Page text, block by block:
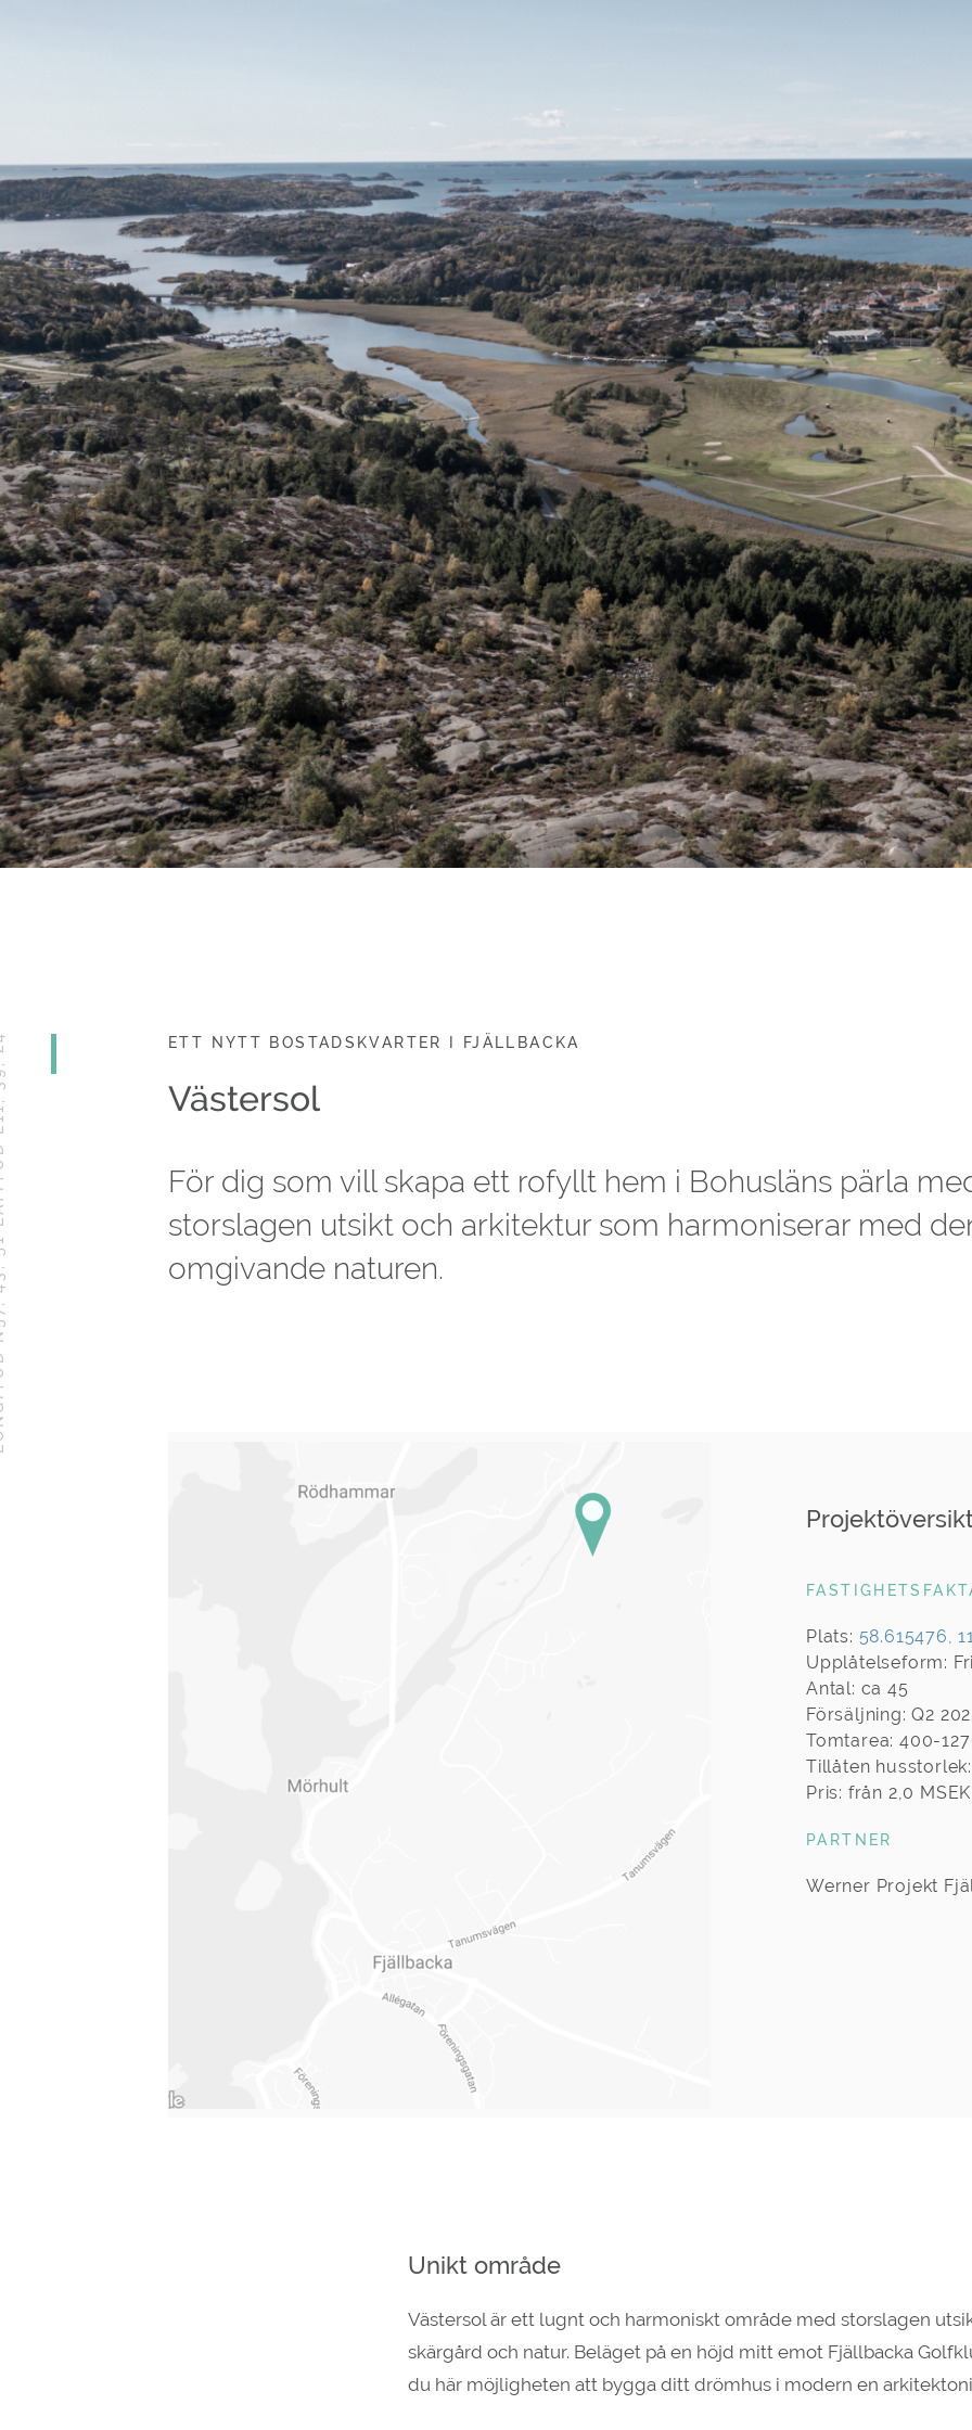
ETT NYTT BOSTADSKVARTER I FJÄLLBACKA
Västersol
För dig som vill skapa ett rofyllt hem i Bohusläns pärla
storslagen utsikt och arkitektur som harmoniserar med
omgivande naturen.
Plats: 58.615476,
Upplåtelseform:
Antal: ca 45
Försäljning: Q2
Tomtarea: 400-
Tillåten
Pris: från 2,0 MSEK
PARTNER
Werner Projekt
Unikt område
Västersol är ett lugnt och harmoniskt område med storslagen
skärgård och natur. Beläget på en höjd mitt emot Fjällbacka
du här möjligheten att bygga ditt drömhus i modern en